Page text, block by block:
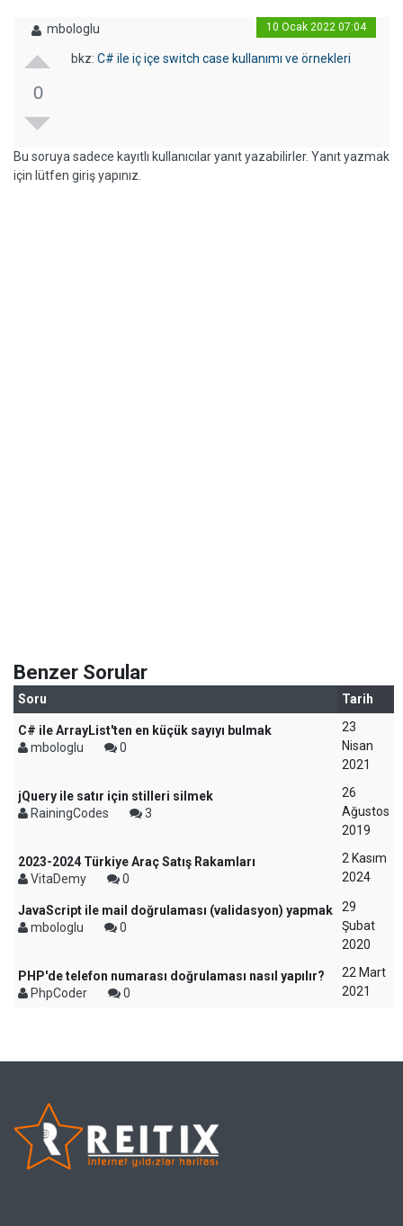
mbologlu 10 Ocak 2022 07:04
0
bkz: C# ile iç içe switch case kullanımı ve örnekleri
Bu soruya sadece kayıtlı kullanıcılar yanıt yazabilirler. Yanıt yazmak
için lütfen giriş yapınız.
Benzer Sorular
Soru Tarih
C# ile ArrayList'ten en küçük sayıyı bulmak
mbologlu
0
23
Nisan
2021
jQuery ile satır için stilleri silmek
RainingCodes
3
26
Ağustos
2019
2023-2024 Türkiye Araç Satış Rakamları
VitaDemy
0
2 Kasım
2024
JavaScript ile mail doğrulaması (validasyon) yapmak
mbologlu
0
29
Şubat
2020
PHP'de telefon numarası doğrulaması nasıl yapılır?
PhpCoder
0
22 Mart
2021